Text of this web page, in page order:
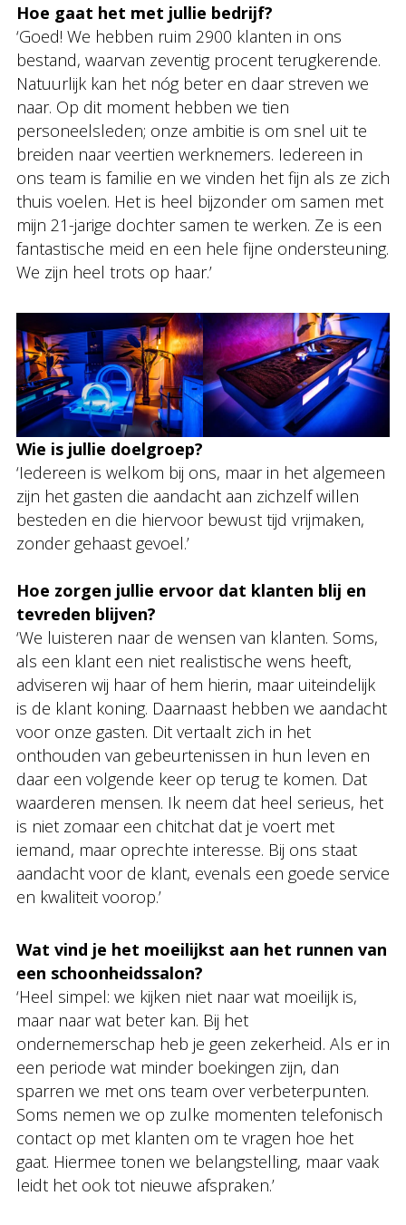
Hoe gaat het met jullie bedrijf?
‘Goed! We hebben ruim 2900 klanten in ons
bestand, waarvan zeventig procent terugkerende.
Natuurlijk kan het nóg beter en daar streven we
naar. Op dit moment hebben we tien
personeelsleden; onze ambitie is om snel uit te
breiden naar veertien werknemers. Iedereen in
ons team is familie en we vinden het fijn als ze zich
thuis voelen. Het is heel bijzonder om samen met
mijn 21-jarige dochter samen te werken. Ze is een
fantastische meid en een hele fijne ondersteuning.
We zijn heel trots op haar.’
Wie is jullie doelgroep?
‘Iedereen is welkom bij ons, maar in het algemeen
zijn het gasten die aandacht aan zichzelf willen
besteden en die hiervoor bewust tijd vrijmaken,
zonder gehaast gevoel.’
Hoe zorgen jullie ervoor dat klanten blij en
tevreden blijven?
‘We luisteren naar de wensen van klanten. Soms,
als een klant een niet realistische wens heeft,
adviseren wij haar of hem hierin, maar uiteindelijk
is de klant koning. Daarnaast hebben we aandacht
voor onze gasten. Dit vertaalt zich in het
onthouden van gebeurtenissen in hun leven en
daar een volgende keer op terug te komen. Dat
waarderen mensen. Ik neem dat heel serieus, het
is niet zomaar een chitchat dat je voert met
iemand, maar oprechte interesse. Bij ons staat
aandacht voor de klant, evenals een goede service
en kwaliteit voorop.’
Wat vind je het moeilijkst aan het runnen van
een schoonheidssalon?
‘Heel simpel: we kijken niet naar wat moeilijk is,
maar naar wat beter kan. Bij het
ondernemerschap heb je geen zekerheid. Als er in
een periode wat minder boekingen zijn, dan
sparren we met ons team over verbeterpunten.
Soms nemen we op zulke momenten telefonisch
contact op met klanten om te vragen hoe het
gaat. Hiermee tonen we belangstelling, maar vaak
leidt het ook tot nieuwe afspraken.’